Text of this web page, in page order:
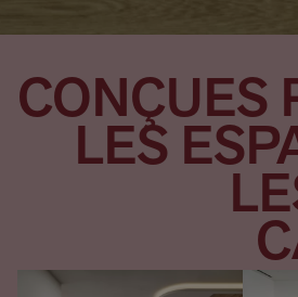
CONÇUES
LES